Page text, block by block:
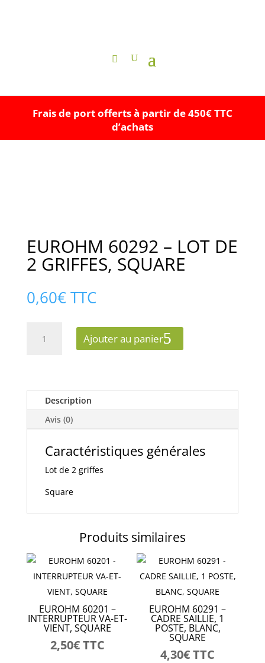
Frais de port offerts à partir de 450€ TTC
d’achats
EUROHM 60292 – LOT DE
2 GRIFFES, SQUARE
0,60€ TTC
DE
SQUARE
Ajouter au panier
Description
Avis (0)
Caractéristiques générales
Lot de 2 griffes
Square
Produits similaires
EUROHM 60201 –
INTERRUPTEUR VA-ET-
VIENT, SQUARE
2,50€TTC
EUROHM 60291 –
CADRE SAILLIE, 1
POSTE, BLANC,
SQUARE
4,30€TTC